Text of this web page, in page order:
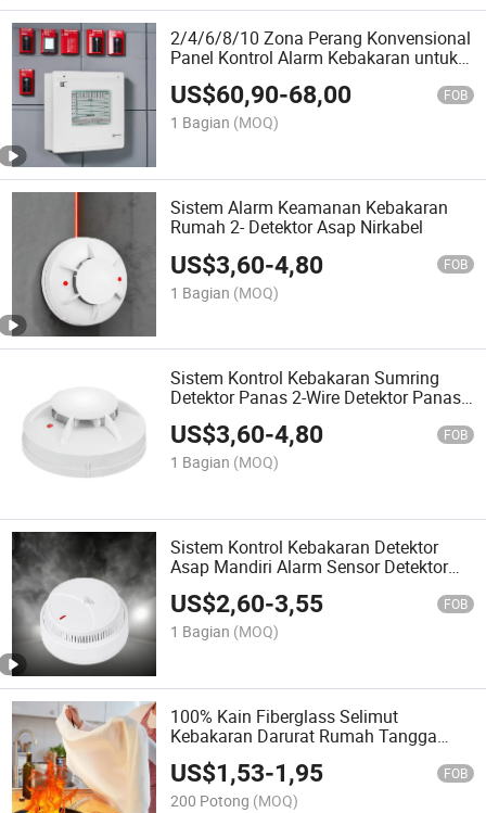
2/4/6/8/10 Zona Perang Konvensional
Panel Kontrol Alarm Kebakaran untuk
Sistem Alarm Kebakaran
US$60,90-68,00 FOB
1 Bagian (MOQ)
Sistem Alarm Keamanan Kebakaran
Rumah 2- Detektor Asap Nirkabel
US$3,60-4,80 FOB
1 Bagian (MOQ)
Sistem Kontrol Kebakaran Sumring
Detektor Panas 2-Wire Detektor Panas
untuk Alarm Kebakaran
US$3,60-4,80 FOB
1 Bagian (MOQ)
Sistem Kontrol Kebakaran Detektor
Asap Mandiri Alarm Sensor Detektor
Asap 360 Derajat Deteksi
US$2,60-3,55 FOB
1 Bagian (MOQ)
100% Kain Fiberglass Selimut
Kebakaran Darurat Rumah Tangga
Darurat Pemadam Kebakaran Alarm
Kebakaran
US$1,53-1,95 FOB
200 Potong (MOQ)